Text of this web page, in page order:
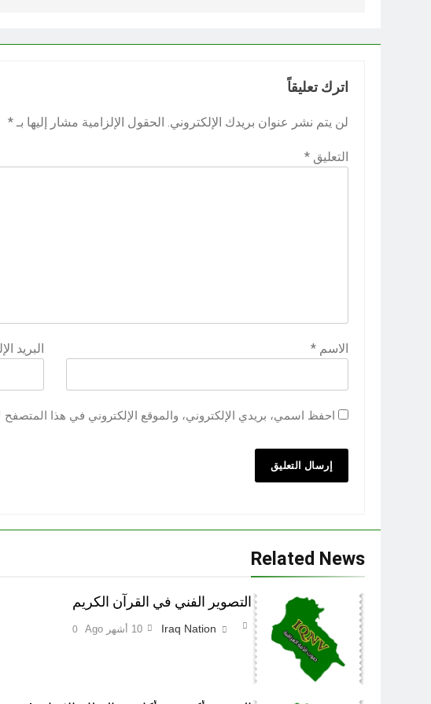
اترك تعليقاً
لن يتم نشر عنوان بريدك الإلكتروني. الحقول الإلزامية مشار إليها بـ *
التعليق *
الاسم * البريد
احفظ اسمي، بريدي الإلكتروني، والموقع الإلكتروني في هذا المتصفح
Related News
التصوير الفني في القرآن الكريم
Iraq Nation 10 أشهر Ago 0